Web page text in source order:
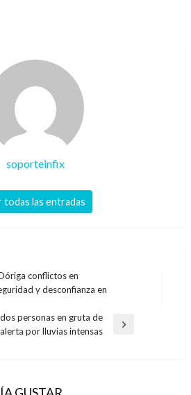
soporteinfix
todas las entradas
conflictos en
y desconfianza en
personas en gruta de
por lluvias intensas
GUSTAR